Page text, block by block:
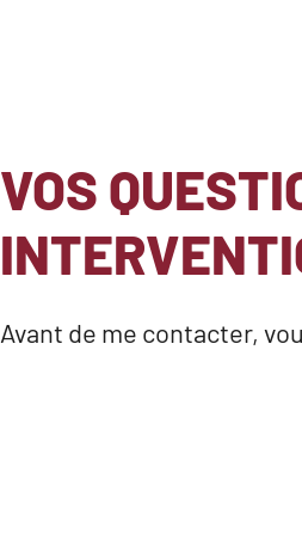
VOS
Avant de me contacter,